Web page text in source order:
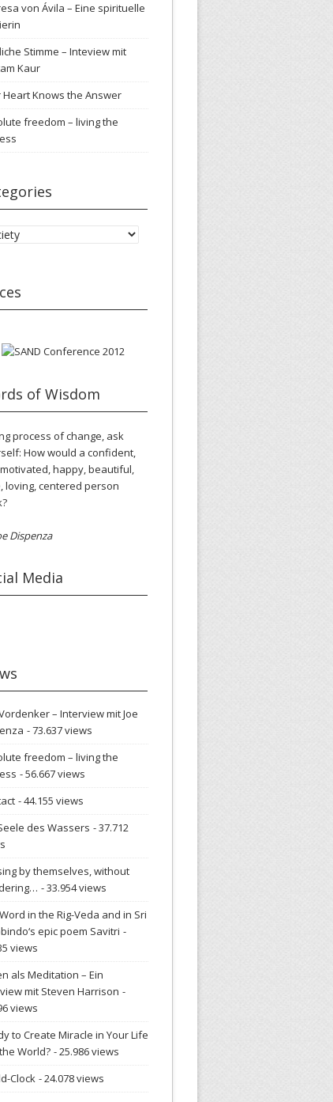
von Ávila – Eine spirituelle
Stimme – Inteview mit
Kaur
Heart Knows the Answer
freedom – living the
of Wisdom
process of change, ask
How would a confident,
happy, beautiful,
loving, centered person
Dispenza
Media
– Interview mit Joe
- 73.637 views
freedom – living the
- 56.667 views
- 44.155 views
des Wassers - 37.712
by themselves, without
- 33.954 views
in the Rig-Veda and in Sri
epic poem Savitri -
views
als Meditation – Ein
mit Steven Harrison -
views
to Create Miracle in Your Life
World? - 25.986 views
Clock - 24.078 views